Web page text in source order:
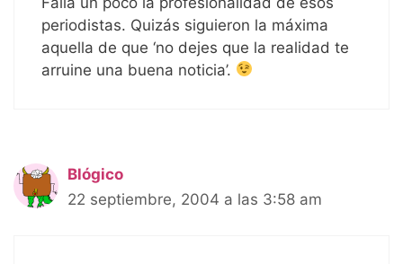
periodistas. Quizás siguieron la máxima
aquella de que ‘no dejes que la realidad te
arruine una buena noticia’.
Blógico
22 septiembre, 2004 a las 3:58 am